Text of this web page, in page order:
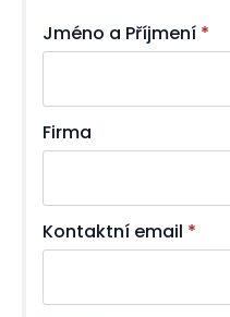
Jméno a Příjmení *
Firma
Kontaktní email *